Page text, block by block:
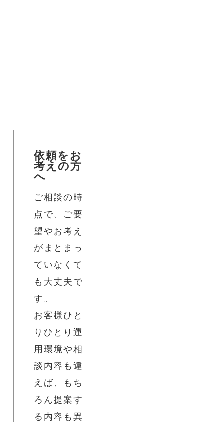
依頼をお
考えの方
へ
ご相談の時
点で、ご要
望やお考え
がまとまっ
ていなくて
も大丈夫で
す。
お客様ひと
りひとり運
用環境や相
談内容も違
えば、もち
ろん提案す
る内容も異